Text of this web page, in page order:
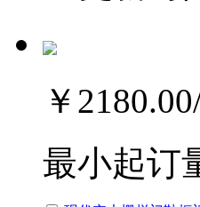
￥2180.00
最小起订